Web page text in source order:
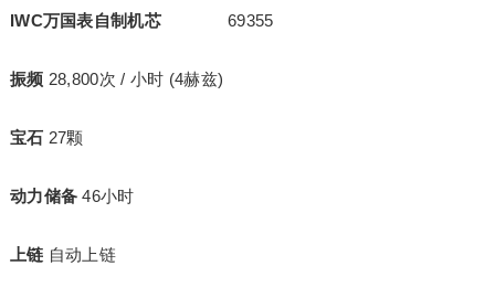
IWC万国表自制机芯69355
振频 28,800次 / 小时 (4赫兹)
宝石 27颗
动力储备 46小时
上链 自动上链